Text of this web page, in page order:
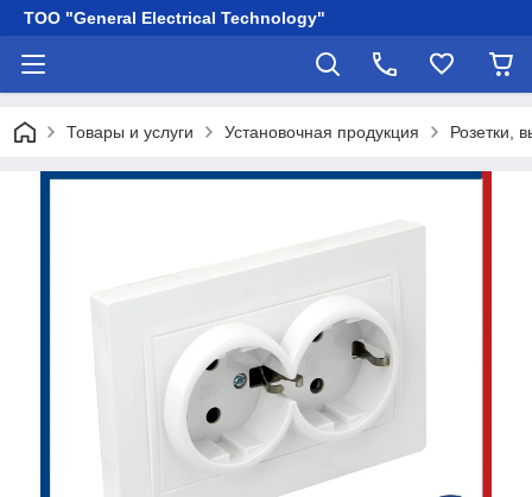
ТОО "General Electrical Technology"
Товары и услуги Установочная продукция Розетки,